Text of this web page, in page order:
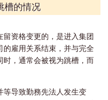
槽的情况
资格变更的，是进入集团
雇用关系结束，并与完全
，通常会被视为跳槽，而
等导致勤務先法人发生变